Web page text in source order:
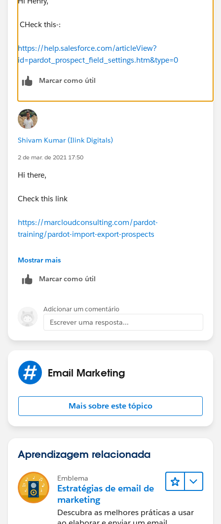
CHeck this-:
https://help.salesforce.com/articleView?
id=pardot_prospect_field_settings.htm&type=0
Marcar como útil
Shivam Kumar (Ilink Digitals)
2 de mar. de 2021 17:50
Hi there,
Check this link
https://marcloudconsulting.com/pardot-
training/pardot-import-export-prospects
Cheers
Mostrar mais
Marcar como útil
Adicionar um comentário
Escrever uma resposta...
Email Marketing
Mais sobre este tópico
Aprendizagem relacionada
Emblema
Estratégias de email de
marketing
Descubra as melhores práticas a usar